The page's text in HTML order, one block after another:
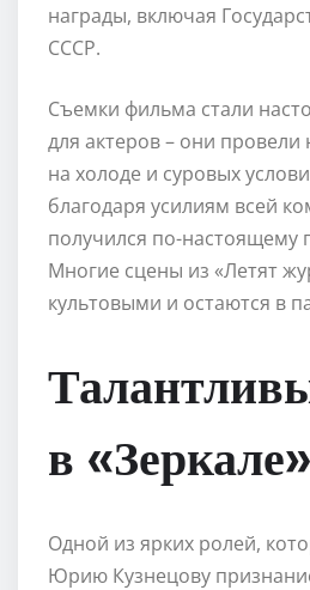
награды, включая
СССР.
Съемки фильма стали
для актеров – они
на холоде и суровых
благодаря усилиям всей
получился по-
Многие сцены из «Летят
культовыми и остаются в
в «Зеркале»
Одной из ярких ролей,
Юрию Кузнецову